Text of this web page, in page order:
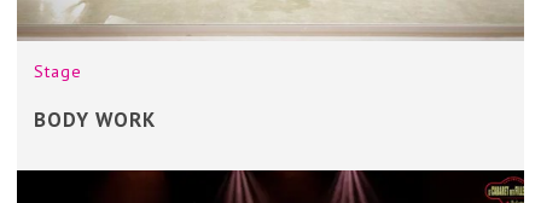
Stage
BODY WORK